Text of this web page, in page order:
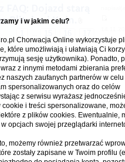
Plitvice i Knin.
- Cro.pl
Strefa czasowa: UTC + 1 (Polska - czas
i w jakim celu?
Chorwacja Online wykorzystuje
które umożliwiają i ułatwiają Ci
sesję użytkownika). Ponadto,
z innymi metodami zbierania
naszych zaufanych partnerów w celu
spersonalizowanych oraz do celów
z serwisu wyrażasz
i treści spersonalizowane,
z plików cookies. Ewentualnie,
w opcjach swojej przeglądarki
możemy również przetwarzać
zostały zapisane w Twoim profilu